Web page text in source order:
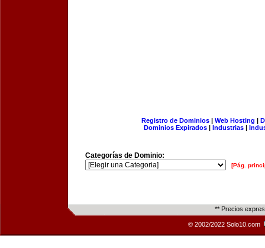
Registro de Dominios| Web Hosting |
Dominios Expirados | Industrias |
Categorías de Dominio:
[Pág.
** Precios
© 2002/2022 Solo10.com